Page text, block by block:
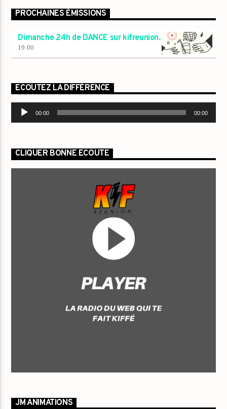
PROCHAINES ÉMISSIONS
Dimanche 24h de DANCE sur kifreunion.
19:00
ECOUTEZ LA DIFFÉRENCE
Lecteur
00:00 00:00
CLIQUER BONNE ECOUTE
JM ANIMATIONS